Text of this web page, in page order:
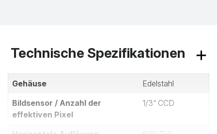
Technische Spezifikationen
Gehäuse
Edelstahl
Bildsensor / Anzahl der
effektiven Pixel
1/3“ CCD